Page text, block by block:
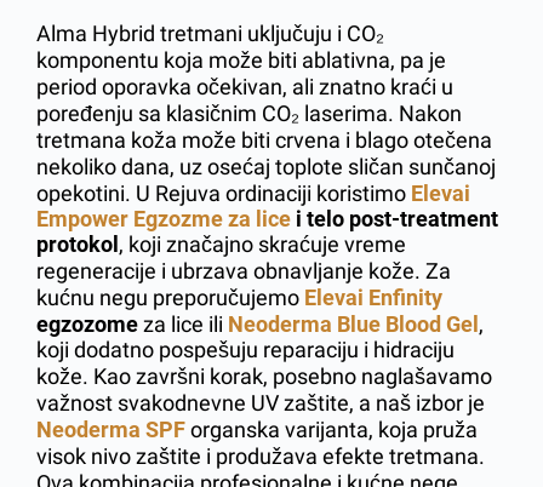
Alma Hybrid tretmani uključuju i CO₂
komponentu koja može biti ablativna, pa je
period oporavka očekivan, ali znatno kraći u
poređenju sa klasičnim CO₂ laserima. Nakon
tretmana koža može biti crvena i blago otečena
nekoliko dana, uz osećaj toplote sličan sunčanoj
opekotini. U Rejuva ordinaciji koristimo Elevai
Empower Egzozme za lice i telo post-treatment
protokol, koji značajno skraćuje vreme
regeneracije i ubrzava obnavljanje kože. Za
kućnu negu preporučujemo Elevai Enfinity
egzozomeza lice ili Neoderma Blue Blood Gel,
koji dodatno pospešuju reparaciju i hidraciju
kože. Kao završni korak, posebno naglašavamo
važnost svakodnevne UV zaštite, a naš izbor je
Neoderma SPForganska varijanta, koja pruža
visok nivo zaštite i produžava efekte tretmana.